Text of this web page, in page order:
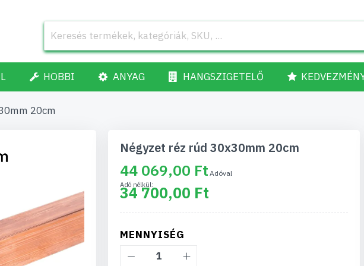
HOBBI ANYAG HANGSZIGETELŐ
20cm
Négyzet réz rúd 30x30mm 20cm
44 069,00 Ft
34 700,00 Ft
MENNYISÉG